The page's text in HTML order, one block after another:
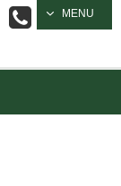
MENU